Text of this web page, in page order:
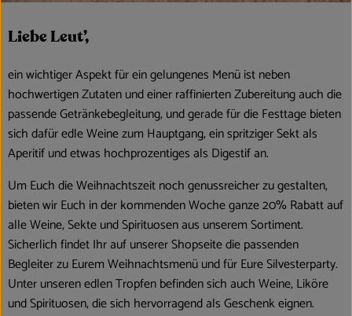
Über uns
Blog
Liebe Leut’,
ein wichtiger Aspekt für ein gelungenes Menü ist neben
hochwertigen Zutaten und einer raffinierten Zubereitung auch die
passende Getränkebegleitung, und gerade für die Festtage bieten
sich dafür edle Weine zum Hauptgang, ein spritziger Sekt als
Aperitif und etwas hochprozentiges als Digestif an.
Um Euch die Weihnachtszeit noch genussreicher zu gestalten,
bieten wir Euch in der kommenden Woche ganze 20% Rabatt auf
alle Weine, Sekte und Spirituosen aus unserem Sortiment.
Sicherlich findet Ihr auf unserer Shopseite die passenden
Begleiter zu Eurem Weihnachtsmenü und für Eure Silvesterparty.
Unter unseren edlen Tropfen befinden sich auch Weine, Liköre
und Spirituosen, die sich hervorragend als Geschenk eignen.